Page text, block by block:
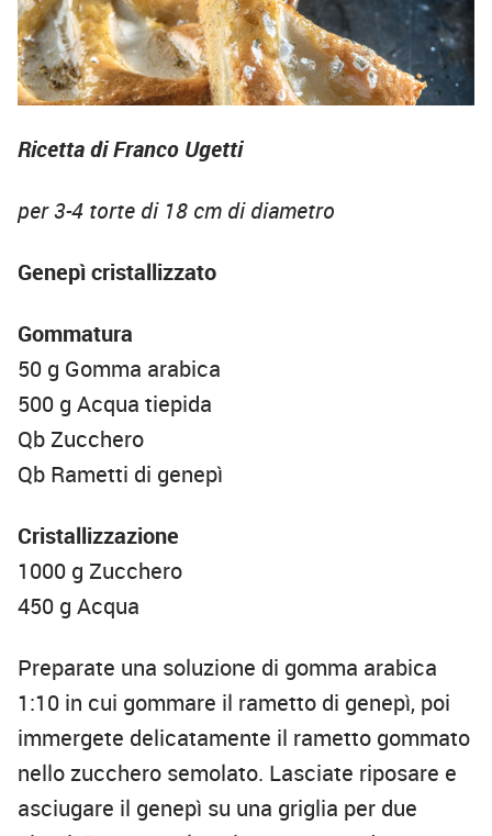
Ricetta di Franco Ugetti
per 3-4 torte di 18 cm di diametro
Genepì cristallizzato
Gommatura
50 g Gomma arabica
500 g Acqua tiepida
Qb Zucchero
Qb Rametti di genepì
Cristallizzazione
1000 g Zucchero
450 g Acqua
Preparate una soluzione di gomma arabica
1:10 in cui gommare il rametto di genepì, poi
immergete delicatamente il rametto gommato
nello zucchero semolato. Lasciate riposare e
asciugare il genepì su una griglia per due